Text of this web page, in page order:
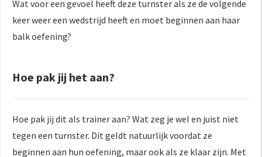
Wat voor een gevoel heeft deze turnster als ze de volgende
keer weer een wedstrijd heeft en moet beginnen aan haar
balk oefening?
Hoe pak jij het aan?
Hoe pak jij dit als trainer aan? Wat zeg je wel en juist niet
tegen een turnster. Dit geldt natuurlijk voordat ze
beginnen aan hun oefening, maar ook als ze klaar zijn. Met